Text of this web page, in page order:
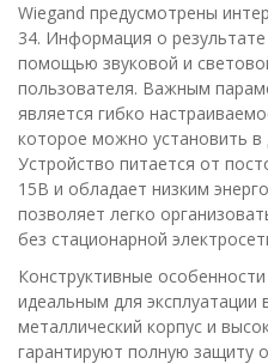
Wiegand предусмотрены
34. Информация о
помощью звуковой и
пользователя. Важным
является гибко
которое можно установить в
Устройство питается от
15В и обладает низким
позволяет легко
без стационарной
Конструктивные
идеальным для
металлический корпус и
гарантируют полную защиту